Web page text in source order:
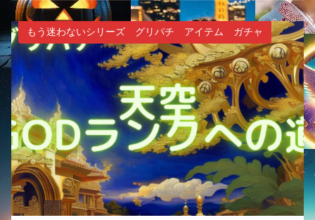
もう迷わないシリーズ グリパチ アイテム ガチャ